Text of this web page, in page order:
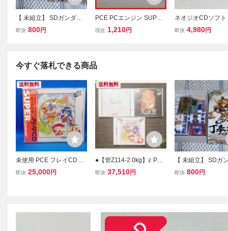
【 未組立】 SDガンダム
丁奉ガンダム( テイホウガ
即決 800円
PCE PCエンジン SUPER
CD-ROM2 天外魔境/イー
セット 箱説付【20
現在 1,210円
ネオジオCDソフト
OF FIGHTING 龍虎
即決 4,980円
今すぐ落札できる商品
送料無料
未使用 PCE フレイCD サ
ーク外伝 マイクロキャビ
即決 25,000円
送料無料
●【管Z114-2.0kg】≧ PCE
CD-ROM サークI・II ＋ サ
即決 37,510円
【 未組立】 SDガ
丁奉ガンダム( テ
即決 800円